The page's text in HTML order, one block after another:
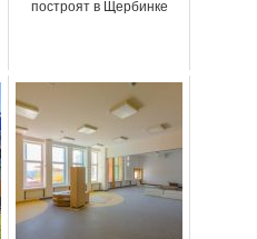
построят в Щербинке